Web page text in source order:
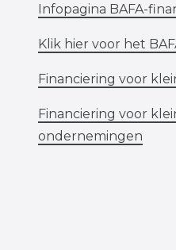
Infopagina BAFA-
Klik hier voor het
Financiering voor
Financiering voor
ondernemingen